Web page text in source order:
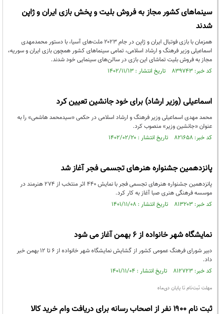
سینماهای کشور مجاز به فروش بلیت و پخش بازی ایران و ژاپن
شدند
همزمان با بازی فوتبال ایران و ژاپن در جام ۲۰۲۳ ملت‌های آسیا، با دستور محمدمهدی
اسماعیلی وزیر فرهنگ و ارشاد اسلامی، تمامی سینماهای کشور همچون بازی ایران و سوریه،
مجاز به فروش بلیت تماشای این بازی در سالن‌های سینمایی خود شدند.
کد خبر: ۸۳۹۷۴۳ تاریخ انتشار : ۱۴۰۲/۱۱/۱۳
اسماعیلی (وزیر ارشاد) برای خود جانشین تعیین کرد
محمد مهدی اسماعیلی وزیر فرهنگ و ارشاد اسلامی در حکمی «سیدمحمد هاشمی» را به
عنوان «جانشین وزیر» منصوب کرد.
کد خبر: ۸۲۱۶۵۸ تاریخ انتشار : ۱۴۰۲/۰۲/۲۰
پانزدهمین جشنواره هنر‌های تجسمی فجر آغاز شد
پانزدهمین جشنواره هنر‌های تجسمی فجر با نمایش ۴۴۰ اثر منتخب از ۲۷۴ هنرمند در
موسسه فرهنگی هنری صبا آغاز به کار کرد.
کد خبر: ۸۱۳۲۰۳ تاریخ انتشار : ۱۴۰۱/۱۱/۰۸
نمایشگاه شهر خانواده از ۶ بهمن آغاز می شود
دبیر شورای فرهنگ عمومی کشور از گشایش نمایشگاه شهر خانواده از ۶ تا ۱۲ بهمن خبر
داد.
کد خبر: ۸۱۲۷۲۳ تاریخ انتشار : ۱۴۰۱/۱۱/۰۴
مهلت ثبت‌نام تا پایان دی‌ماه
ثبت نام ۱۹۰۰ نفر از اصحاب رسانه برای دریافت وام خرید کالا